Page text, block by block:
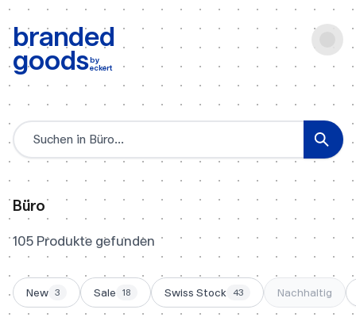
branded
goodsby
eckert
b: Produktsuche
Büro
105 Produkte gefunden
New 3 Sale 18 Swiss Stock 43 Nachhaltig